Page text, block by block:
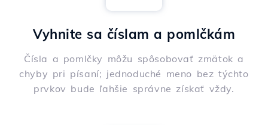
Vyhnite sa číslam a pomlčkám
Čísla a pomlčky môžu spôsobovať zmätok a
chyby pri písaní; jednoduché meno bez týchto
prvkov bude ľahšie správne získať vždy.